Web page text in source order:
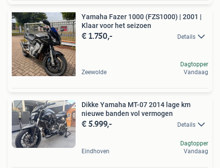
Yamaha Fazer 1000 (FZS1000) | 2001 |
Klaar voor het seizoen
€ 1.750,- Details
Zeewolde
Dagtopper
Vandaag
Dikke Yamaha MT-07 2014 lage km
nieuwe banden vol vermogen
€ 5.999,- Details
Eindhoven
Dagtopper
Vandaag